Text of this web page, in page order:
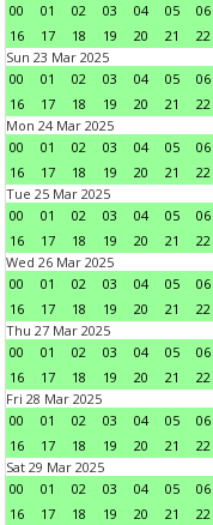
00
01 02 03 04 05 06
16
17 18 19 20 21 22
Sun 23 Mar 2025
00
01 02 03 04 05 06
16
17 18 19 20 21 22
Mon 24 Mar 2025
00
01 02 03 04 05 06
16
17 18 19 20 21 22
Tue 25 Mar 2025
00
01 02 03 04 05 06
16
17 18 19 20 21 22
Wed 26 Mar 2025
00
01 02 03 04 05 06
16
17 18 19 20 21 22
Thu 27 Mar 2025
00
01 02 03 04 05 06
16
17 18 19 20 21 22
Fri 28 Mar 2025
00
01 02 03 04 05 06
16
17 18 19 20 21 22
Sat 29 Mar 2025
00
01 02 03 04 05 06
16
17 18 19 20 21 22